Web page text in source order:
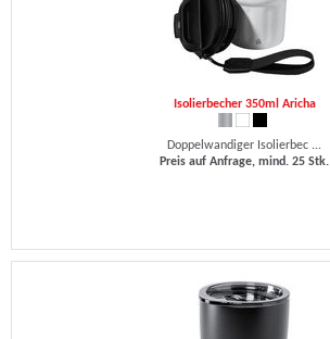
Isolierbecher 350ml Aricha
Doppelwandiger Isolierbec ...
Preis auf Anfrage, mind. 25 Stk.